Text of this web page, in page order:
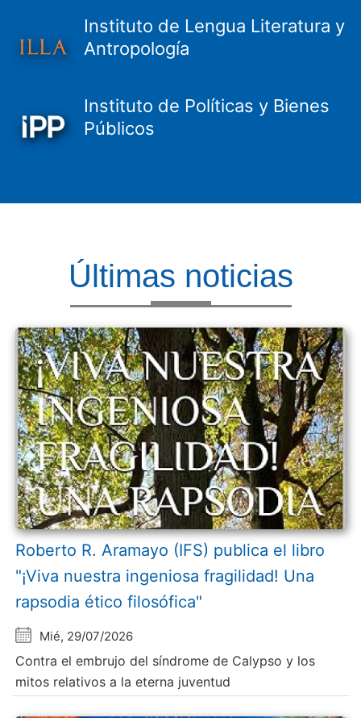
Instituto de Lengua Literatura y
Antropología
Instituto de Políticas y Bienes
Públicos
Últimas noticias
Roberto R. Aramayo (IFS) publica el libro
"¡Viva nuestra ingeniosa fragilidad! Una
rapsodia ético filosófica"
Mié, 29/07/2026
Contra el embrujo del síndrome de Calypso y los
mitos relativos a la eterna juventud